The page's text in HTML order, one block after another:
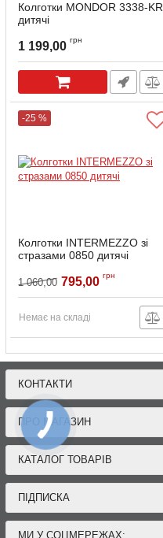
Колготки MONDOR 3338-KR
дитячі
1 199,00 грн
-25 %
Колготки INTERMEZZO зі
стразами 0850 дитячі
1 060,00 795,00 грн
Немає на складі
КОНТАКТИ
ПРО МАГАЗИН
КАТАЛОГ ТОВАРІВ
ПІДПИСКА
МИ У СОЦМЕРЕЖАХ: